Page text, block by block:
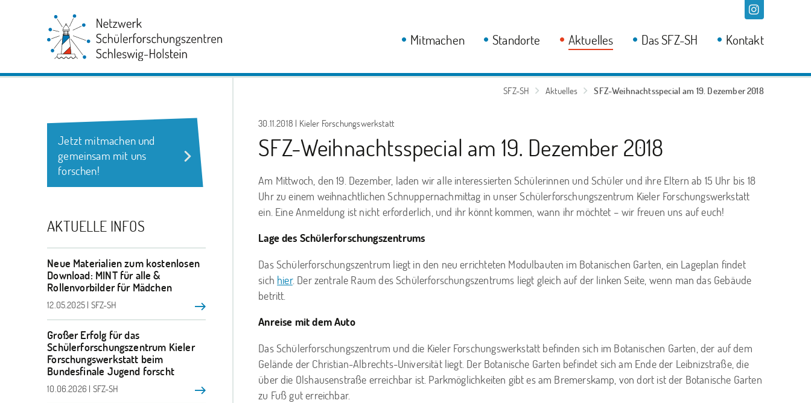
Mitmachen Standorte Aktuelles Das SFZ-SH Kontakt
SFZ-SH Aktuelles SFZ-Weihnachtsspecial am 19. Dezember 2018
30.11.2018 | Kieler Forschungswerkstatt
SFZ-Weihnachtsspecial am 19. Dezember 2018
Am Mittwoch, den 19. Dezember, laden wir alle interessierten Schülerinnen und Schüler und ihre Eltern ab 15 Uhr bis 18
Uhr zu einem weihnachtlichen Schnuppernachmittag in unser Schülerforschungszentrum Kieler Forschungswerkstatt
ein. Eine Anmeldung ist nicht erforderlich, und ihr könnt kommen, wann ihr möchtet – wir freuen uns auf euch!
Lage des Schülerforschungszentrums
Das Schülerforschungszentrum liegt in den neu errichteten Modulbauten im Botanischen Garten, ein Lageplan findet
sich hier. Der zentrale Raum des Schülerforschungszentrums liegt gleich auf der linken Seite, wenn man das Gebäude
betritt.
Anreise mit dem Auto
Das Schülerforschungszentrum und die Kieler Forschungswerkstatt befinden sich im Botanischen Garten, der auf dem
Gelände der Christian-Albrechts-Universität liegt. Der Botanische Garten befindet sich am Ende der Leibnizstraße, die
über die Olshausenstraße erreichbar ist. Parkmöglichkeiten gibt es am Bremerskamp, von dort ist der Botanische Garten
zu Fuß gut erreichbar.
Jetzt mitmachen und
gemeinsam mit uns
forschen!
AKTUELLE INFOS
Neue Materialien zum kostenlosen
Download: MINT für alle &
Rollenvorbilder für Mädchen
12.05.2025 | SFZ-SH
Großer Erfolg für das
Schülerforschungszentrum Kieler
Forschungswerkstatt beim
Bundesfinale Jugend forscht
10.06.2026 | SFZ-SH